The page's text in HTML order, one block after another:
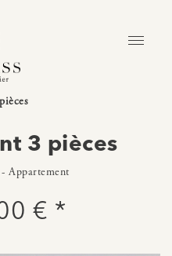
3 pièces
Appartement
€ *